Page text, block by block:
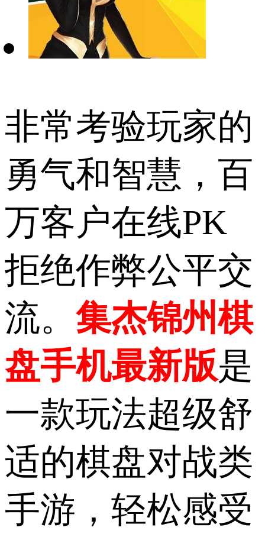
非常考验玩家的
勇气和智慧，百
万客户在线PK
拒绝作弊公平交
流。 集杰锦州棋
盘手机最新版是
一款玩法超级舒
适的棋盘对战类
手游，轻松感受